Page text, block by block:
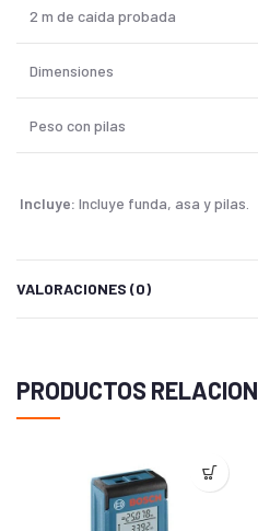
2 m de caída probada
Dimensiones
Peso con pilas
Incluye: Incluye funda, asa y pilas.
VALORACIONES (0)
PRODUCTOS